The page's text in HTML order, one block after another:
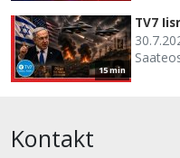
15 min
TV7
Kontakt